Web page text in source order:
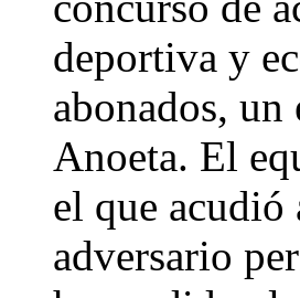
deportiva y
abonados,
Anoeta. El
el que
adversario